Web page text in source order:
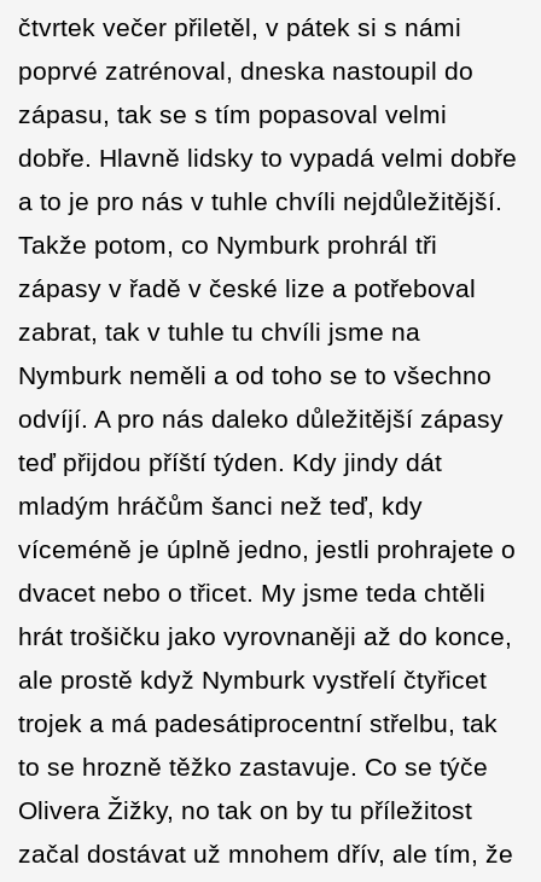
čtvrtek večer přiletěl, v pátek si s námi
poprvé zatrénoval, dneska nastoupil do
zápasu, tak se s tím popasoval velmi
dobře. Hlavně lidsky to vypadá velmi dobře
a to je pro nás v tuhle chvíli nejdůležitější.
Takže potom, co Nymburk prohrál tři
zápasy v řadě v české lize a potřeboval
zabrat, tak v tuhle tu chvíli jsme na
Nymburk neměli a od toho se to všechno
odvíjí. A pro nás daleko důležitější zápasy
teď přijdou příští týden. Kdy jindy dát
mladým hráčům šanci než teď, kdy
víceméně je úplně jedno, jestli prohrajete o
dvacet nebo o třicet. My jsme teda chtěli
hrát trošičku jako vyrovnaněji až do konce,
ale prostě když Nymburk vystřelí čtyřicet
trojek a má padesátiprocentní střelbu, tak
to se hrozně těžko zastavuje. Co se týče
Olivera Žižky, no tak on by tu příležitost
začal dostávat už mnohem dřív, ale tím, že